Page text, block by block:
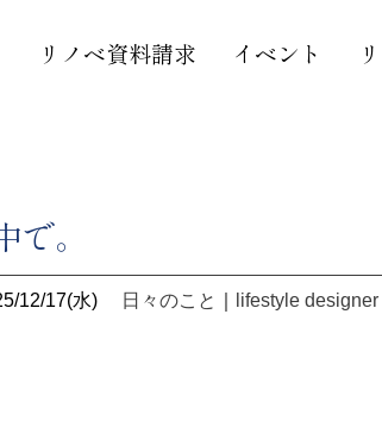
リノベ資料請求 イベント
。
12/17(水) 日々のこと lifestyle designer